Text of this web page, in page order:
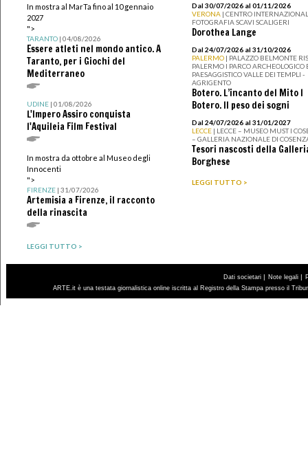
In mostra al MarTa fino al 10 gennaio
2027
">
TARANTO| 04/08/2026
Essere atleti nel mondo antico. A
Taranto, per i Giochi del
Mediterraneo
UDINE| 01/08/2026
L'Impero Assiro conquista
l'Aquileia Film Festival
In mostra da ottobre al Museo degli
Innocenti
">
FIRENZE| 31/07/2026
Artemisia a Firenze, il racconto
della rinascita
LEGGI TUTTO >
Dal 30/07/2026 al 01/11/2026
VERONA | CENTRO
FOTOGRAFIA SCAVI SCALIGERI
Dorothea Lange
Dal 24/07/2026 al 31/10/2026
PALERMO | PALAZZO BELMONTE
PALERMO I PARCO ARCHEOLOGICO
PAESAGGISTICO VALLE DEI TEMPLI -
AGRIGENTO
Botero. L’incanto del Mito I
Botero. Il peso dei sogni
Dal 24/07/2026 al 31/01/2027
LECCE | LECCE – MUSEO MUST I
– GALLERIA NAZIONALE DI
Tesori nascosti della
Borghese
LEGGI TUTTO >
Dati societari | Note legali |
ARTE.it è una testata giornalistica online iscritta al Registro della Stampa presso il